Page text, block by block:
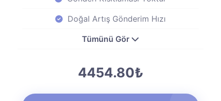
Doğal Artış Gönderim Hızı
Tümünü Gör
4454.80₺